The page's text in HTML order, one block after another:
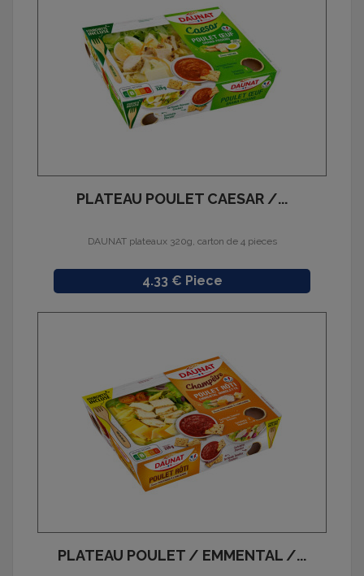
PLATEAU POULET CAESAR /...
DAUNAT plateaux 320g, carton de 4 pieces
Prix
4.33 € Piece
PLATEAU POULET / EMMENTAL /...